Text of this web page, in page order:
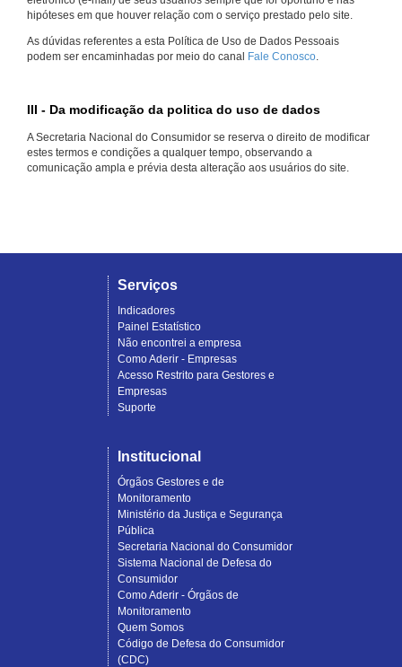
hipóteses em que houver relação com o serviço prestado pelo site.
As dúvidas referentes a esta Política de Uso de Dados Pessoais
podem ser encaminhadas por meio do canal Fale Conosco.
III - Da modificação da politica do uso de dados
A Secretaria Nacional do Consumidor se reserva o direito de modificar
estes termos e condições a qualquer tempo, observando a
comunicação ampla e prévia desta alteração aos usuários do site.
Serviços
Indicadores
Painel Estatístico
Não encontrei a empresa
Como Aderir - Empresas
Acesso Restrito para Gestores e
Empresas
Suporte
Institucional
Órgãos Gestores e de
Monitoramento
Ministério da Justiça e Segurança
Pública
Secretaria Nacional do Consumidor
Sistema Nacional de Defesa do
Consumidor
Como Aderir - Órgãos de
Monitoramento
Quem Somos
Código de Defesa do Consumidor
(CDC)